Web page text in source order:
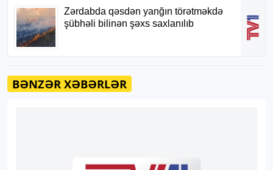
BƏNZƏR XƏBƏRLƏR